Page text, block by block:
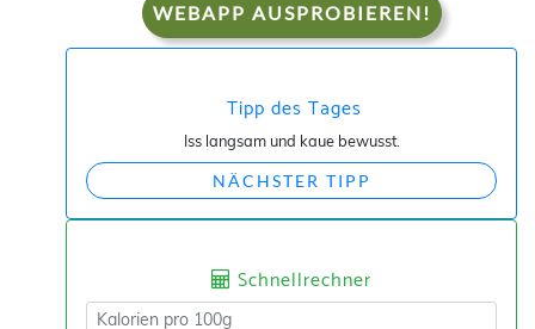
WEBAPP AUSPROBIEREN!
Tipp des Tages
Iss langsam und kaue bewusst.
NÄCHSTER TIPP
Schnellrechner